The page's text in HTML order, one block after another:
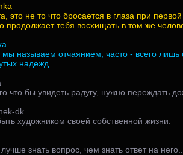
это не то что бросается в глаза при
продолжает тебя восхищать в том же
мы называем отчаянием, часто - всего лишь
надежд.
что бы увидеть радугу, нужно переждать
dk
художником своей собственной жизни.
знать вопрос, чем знать ответ на